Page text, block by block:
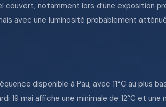
notamment lors d’une exposition
avec une luminosité probablement
disponible à Pau, avec 11°C au plus
19 mai affiche une minimale de 12°C et une